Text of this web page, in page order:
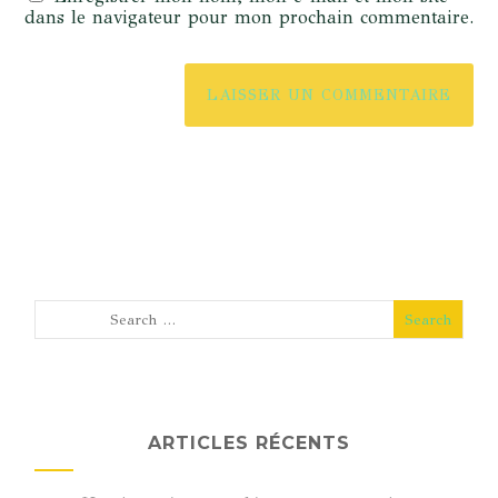
dans le navigateur pour mon prochain commentaire.
ARTICLES RÉCENTS